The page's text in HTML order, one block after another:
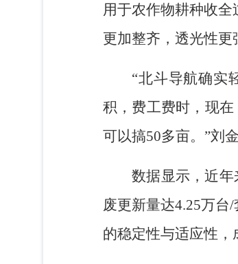
用于农作物耕种收
更加整齐，透光性
“北斗导航确实
积，费工费时，现
可以搞50多亩。”刘
数据显示，近
废更新量达4.25万
的稳定性与适应性，